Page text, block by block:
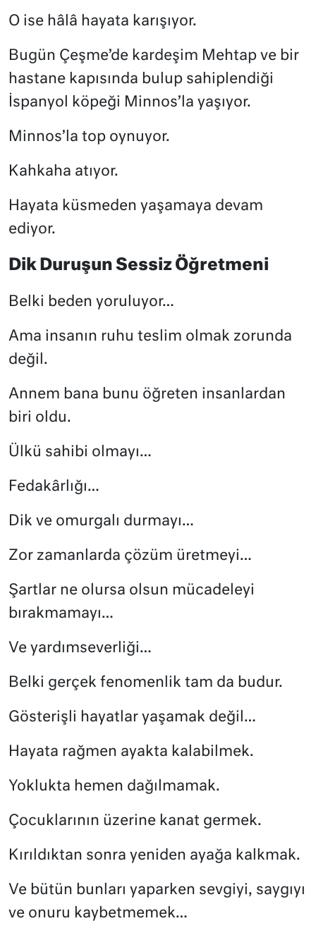
O ise hâlâ hayata karışıyor.
Bugün Çeşme’de kardeşim Mehtap ve bir
hastane kapısında bulup sahiplendiği
İspanyol köpeği Minnos’la yaşıyor.
Minnos’la top oynuyor.
Kahkaha atıyor.
Hayata küsmeden yaşamaya devam
ediyor.
Dik Duruşun Sessiz Öğretmeni
Belki beden yoruluyor…
Ama insanın ruhu teslim olmak zorunda
değil.
Annem bana bunu öğreten insanlardan
biri oldu.
Ülkü sahibi olmayı…
Fedakârlığı…
Dik ve omurgalı durmayı…
Zor zamanlarda çözüm üretmeyi…
Şartlar ne olursa olsun mücadeleyi
bırakmamayı…
Ve yardımseverliği…
Belki gerçek fenomenlik tam da budur.
Gösterişli hayatlar yaşamak değil…
Hayata rağmen ayakta kalabilmek.
Yoklukta hemen dağılmamak.
Çocuklarının üzerine kanat germek.
Kırıldıktan sonra yeniden ayağa kalkmak.
Ve bütün bunları yaparken sevgiyi, saygıyı
ve onuru kaybetmemek…